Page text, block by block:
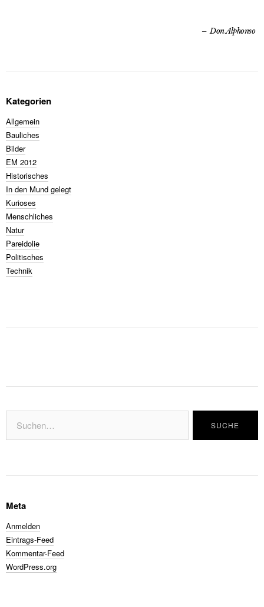
Don Alphonso
Kategorien
Allgemein
Bauliches
Bilder
EM 2012
Historisches
In den Mund gelegt
Kurioses
Menschliches
Natur
Pareidolie
Politisches
Technik
Meta
Anmelden
Eintrags-Feed
Kommentar-Feed
WordPress.org